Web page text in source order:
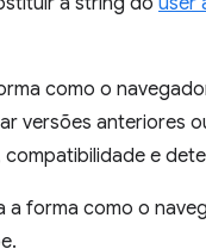
como o
versões anteriores
e
forma como o